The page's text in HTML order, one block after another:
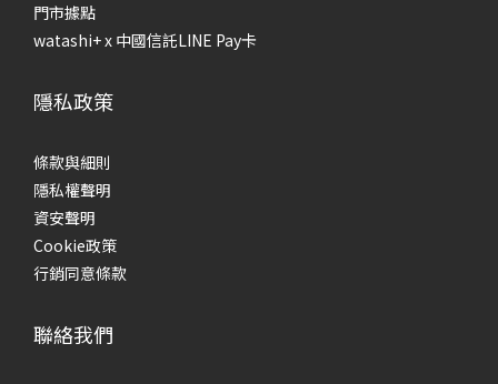
門市據點
watashi+ x 中國信託LINE Pay卡
隱私政策
條款與細則
隱私權聲明
資安聲明
Cookie政策
行銷同意條款
聯絡我們